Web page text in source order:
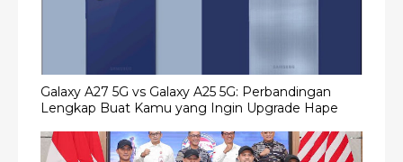
Galaxy A27 5G vs Galaxy A25 5G: Perbandingan
Lengkap Buat Kamu yang Ingin Upgrade Hape